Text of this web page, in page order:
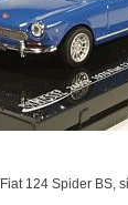
Fiat 124 Spider BS,